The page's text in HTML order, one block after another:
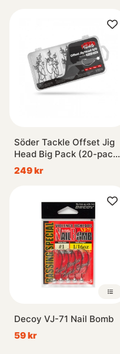
Söder Tackle Offset Jig
Head Big Pack (20-pack)
- 4/0 (5g, 7g, 10g, 14g)
249 kr
Decoy VJ-71 Nail Bomb
59 kr